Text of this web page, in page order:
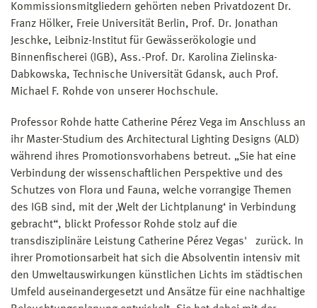
Kommissionsmitgliedern gehörten neben Privatdozent Dr.
Franz Hölker, Freie Universität Berlin, Prof. Dr. Jonathan
Jeschke, Leibniz-Institut für Gewässerökologie und
Binnenfischerei (IGB), Ass.-Prof. Dr. Karolina Zielinska-
Dabkowska, Technische Universität Gdansk, auch Prof.
Michael F. Rohde von unserer Hochschule.
Professor Rohde hatte Catherine Pérez Vega im Anschluss an
ihr Master-Studium des Architectural Lighting Designs (ALD)
während ihres Promotionsvorhabens betreut. „Sie hat eine
Verbindung der wissenschaftlichen Perspektive und des
Schutzes von Flora und Fauna, welche vorrangige Themen
des IGB sind, mit der ‚Welt der Lichtplanung‘ in Verbindung
gebracht“, blickt Professor Rohde stolz auf die
transdisziplinäre Leistung Catherine Pérez Vegas' zurück. In
ihrer Promotionsarbeit hat sich die Absolventin intensiv mit
den Umweltauswirkungen künstlichen Lichts im städtischen
Umfeld auseinandergesetzt und Ansätze für eine nachhaltige